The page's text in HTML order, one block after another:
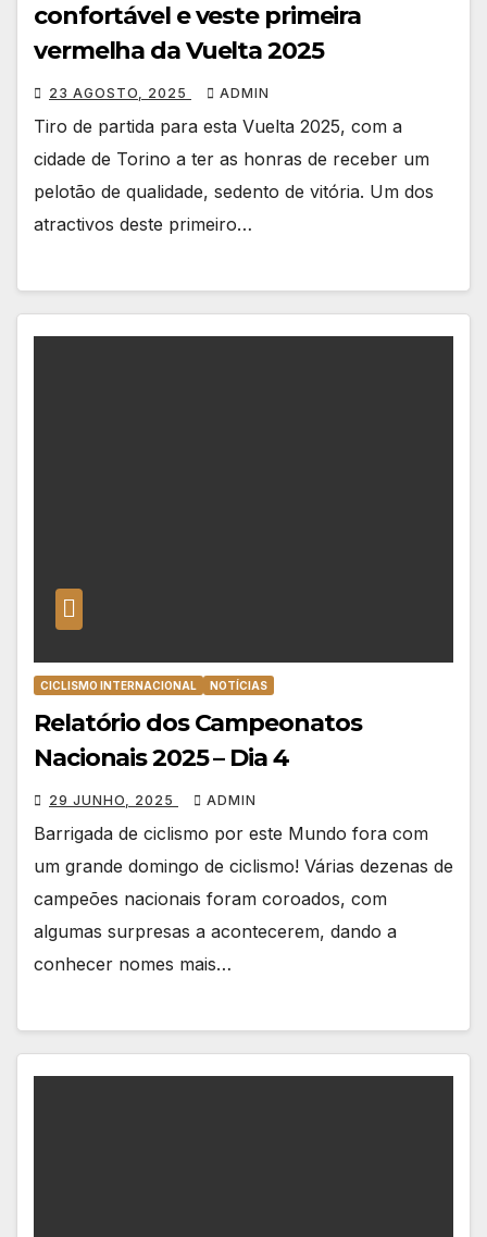
confortável e veste primeira
vermelha da Vuelta 2025
23 AGOSTO, 2025 ADMIN
Tiro de partida para esta Vuelta 2025, com a
cidade de Torino a ter as honras de receber um
pelotão de qualidade, sedento de vitória. Um dos
atractivos deste primeiro…
CICLISMO INTERNACIONAL NOTÍCIAS
Relatório dos Campeonatos
Nacionais 2025 – Dia 4
29 JUNHO, 2025 ADMIN
Barrigada de ciclismo por este Mundo fora com
um grande domingo de ciclismo! Várias dezenas de
campeões nacionais foram coroados, com
algumas surpresas a acontecerem, dando a
conhecer nomes mais…